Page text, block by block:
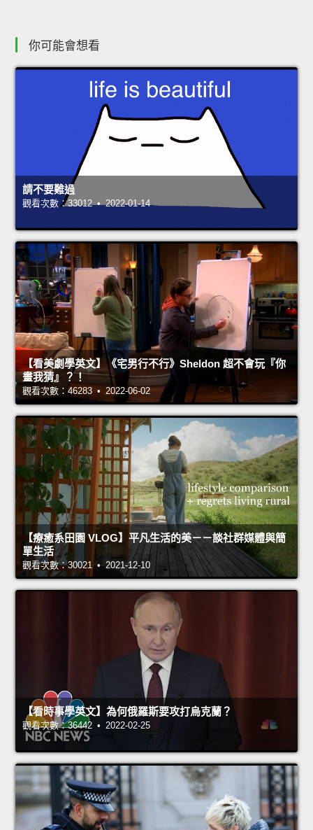
你可能會想看
請不要難過
觀看次數：33012 • 2022-01-14
【看美劇學英文】《宅男行不行》Sheldon 超不會玩『你
畫我猜』？！
觀看次數：46283 • 2022-06-02
【療癒系田園 VLOG】平凡生活的美－－談社群媒體與簡
單生活
觀看次數：30021 • 2021-12-10
【看時事學英文】為何俄羅斯要攻打烏克蘭？
觀看次數：36442 • 2022-02-25